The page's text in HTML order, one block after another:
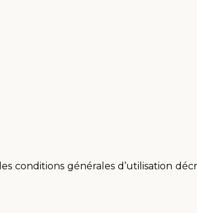
conditions générales d’utilisation